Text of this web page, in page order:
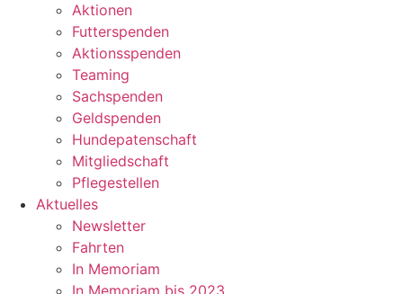
Aktionen
Futterspenden
Aktionsspenden
Teaming
Sachspenden
Geldspenden
Hundepatenschaft
Mitgliedschaft
Pflegestellen
Aktuelles
Newsletter
Fahrten
In Memoriam